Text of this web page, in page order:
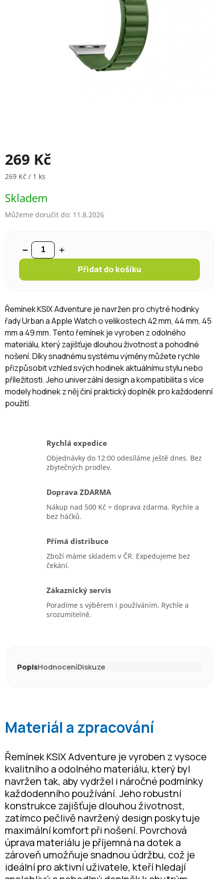
269 Kč
Měrná cena:
269 Kč / 1 ks
Skladem
Můžeme doručit do: 11.8.2026
Přidat do košíku
Řemínek KSIX Adventure je navržen pro chytré hodinky
řady Urban a Apple Watch o velikostech 42 mm, 44 mm, 45
mm a 49 mm. Tento řemínek je vyroben z odolného
materiálu, který zajišťuje dlouhou životnost a pohodlné
nošení. Díky snadnému systému výměny můžete rychle
přizpůsobit vzhled svých hodinek aktuálnímu stylu nebo
příležitosti. Jeho univerzální design a kompatibilita s více
modely hodinek z něj činí praktický doplněk pro každodenní
použití.
Rychlá expedice
Objednávky do 12:00 odesíláme ještě dnes. Bez
zbytečných prodlev.
Doprava ZDARMA
Nákup nad 500 Kč = doprava zdarma. Rychle a
bez háčků.
Přímá distribuce
Zboží máme skladem v ČR. Expedujeme bez
čekání.
Zákaznický servis
Poradíme s výběrem i používáním. Rychle a
srozumitelně.
PopisHodnoceníDiskuze
Materiál a zpracování
Řemínek KSIX Adventure je vyroben z vysoce
kvalitního a odolného materiálu, který byl
navržen tak, aby vydržel i náročné podmínky
každodenního používání. Jeho robustní
konstrukce zajišťuje dlouhou životnost,
zatímco pečlivě navržený design poskytuje
maximální komfort při nošení. Povrchová
úprava materiálu je příjemná na dotek a
zároveň umožňuje snadnou údržbu, což je
ideální pro aktivní uživatele, kteří hledají